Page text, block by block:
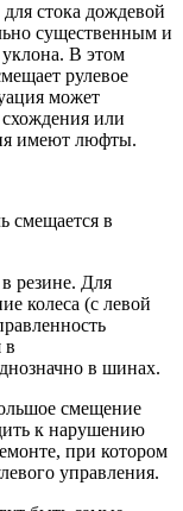
стока дождевой
существенным и
В этом
рулевое
может
схождения или
имеют люфты.
смещается в
резине. Для
колеса (с левой
в
в шинах.
смещение
к нарушению
при котором
управления.